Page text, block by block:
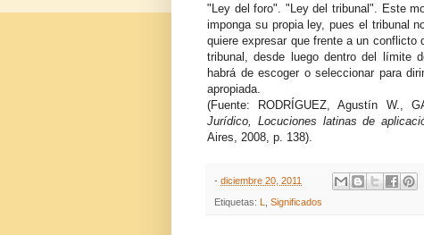
"Ley del foro". "Ley del tribunal". Este
imponga su propia ley, pues el tribunal
quiere expresar que frente a un
tribunal, desde luego dentro del límite
habrá de escoger o seleccionar para
apropiada.
(Fuente: RODRÍGUEZ, Agustín W.,
Jurídico, Locuciones latinas de
Aires, 2008, p. 138).
- diciembre 20, 2011
Etiquetas: L Significados